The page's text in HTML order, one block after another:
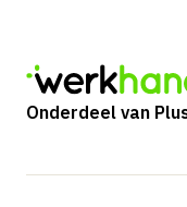
Onderdeel van